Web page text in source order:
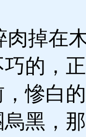
掉在
巧的，
慘白
黑，